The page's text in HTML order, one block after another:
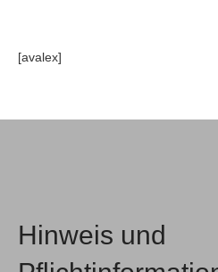
[avalex]
Hinweis und